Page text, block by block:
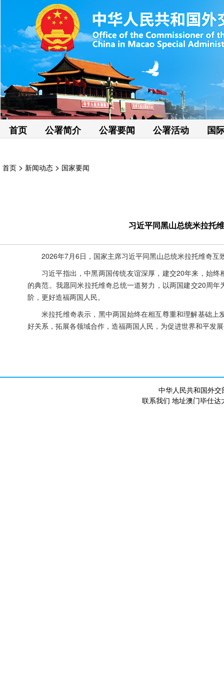
首页 公署简介 公署要闻 公署活动 国
首页 > 新闻动态 > 国家要闻
习近平同黑山总统米拉托
2026年7月6日，国家主席习近平同黑山总统米拉托维奇互
习近平指出，中黑两国传统友谊深厚，建交20年来，始
的典范。我愿同米拉托维奇总统一道努力，以两国建交20周
阶，更好造福两国人民。
米拉托维奇表示，黑中两国始终在相互尊重和理解基础
好关系，拓展各领域合作，造福两国人民，为促进世界和平发
中华人民共和国外
联系我们 地址澳门毕仕